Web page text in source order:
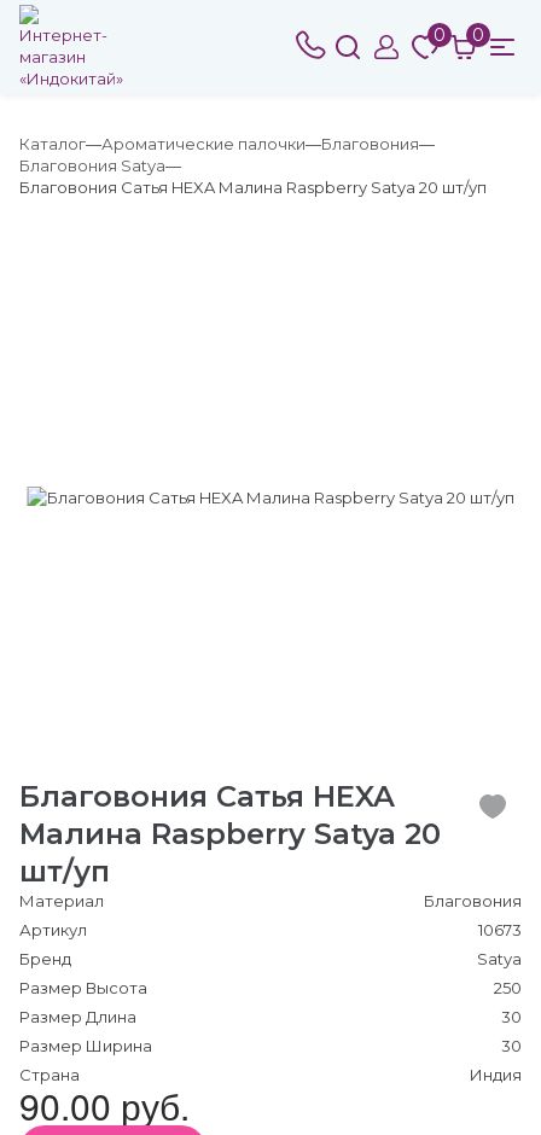
0 0
Каталог Ароматические палочки
Благовония
Благовония Satya
Благовония Сатья HEXA Малина Raspberry Satya 20 шт/уп
Благовония Сатья HEXA
Малина Raspberry Satya 20
шт/уп
Материал
Благовония
Артикул
10673
Бренд
Satya
Размер Высота
250
Размер Длина
30
Размер Ширина
30
Страна
Индия
90.00 руб.